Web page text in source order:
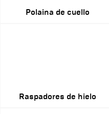
Polaina de cuello
Raspadores de hielo